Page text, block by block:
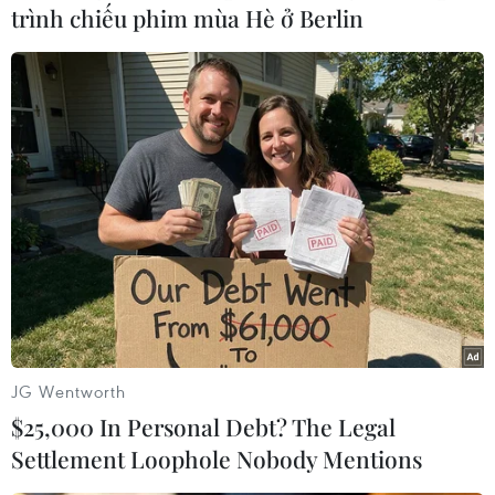
lượng chức năng tại địa phương, bảo đảm an
toàn trong quá trình tổ chức hoạt động; đồng
thời lan tỏa hình ảnh đẹp của sinh viên Thành
phố bằng những hành động thiết thực, tinh thần
trách nhiệm và sự sẻ chia dành cho các thí sinh.
Theo Ban tổ chức, chương trình năm nay được
triển khai xuyên suốt với 3 giai đoạn gồm: Hỗ
trợ trước kỳ thi từ tháng 4 đến tháng 6/2026; hỗ
trợ trong kỳ thi từ ngày 10-12/6/2026 và sau kỳ
thi từ tháng 7 đến tháng 9/2026.
trình chiếu phim mùa Hè ở Berlin
JG Wentworth
$25,000 In Personal Debt? The Legal
Settlement Loophole Nobody Mentions